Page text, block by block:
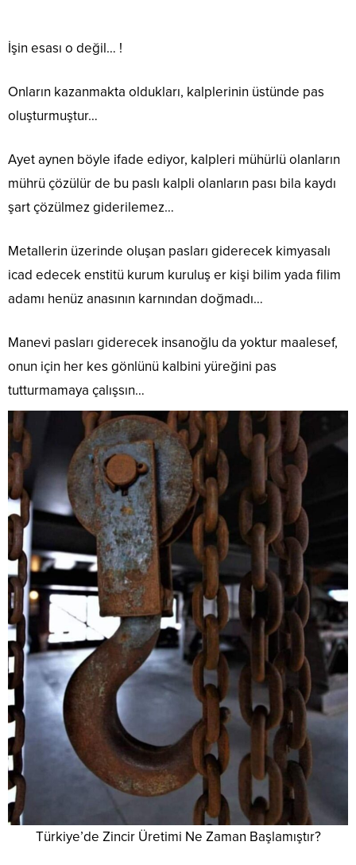
İşin esası o değil… !
Onların kazanmakta oldukları, kalplerinin üstünde pas
oluşturmuştur…
Ayet aynen böyle ifade ediyor, kalpleri mühürlü olanların
mührü çözülür de bu paslı kalpli olanların pası bila kaydı
şart çözülmez giderilemez…
Metallerin üzerinde oluşan pasları giderecek kimyasalı
icad edecek enstitü kurum kuruluş er kişi bilim yada filim
adamı henüz anasının karnından doğmadı…
Manevi pasları giderecek insanoğlu da yoktur maalesef,
onun için her kes gönlünü kalbini yüreğini pas
tutturmamaya çalışsın…
Türkiye’de Zincir Üretimi Ne Zaman Başlamıştır?